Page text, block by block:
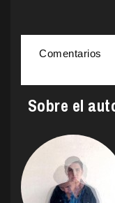
Comentarios
Sobre el